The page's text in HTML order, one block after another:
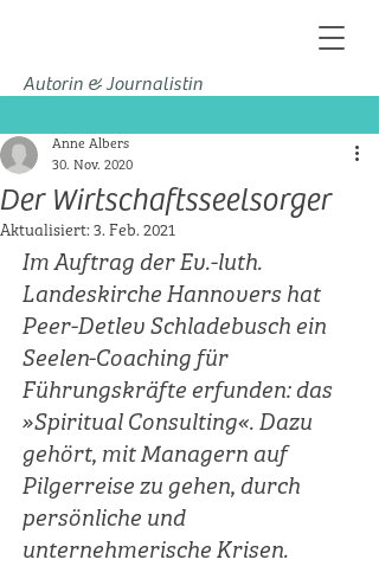
Autorin & Journalistin
Der Wirtschaftsseelsorger
Anne Albers
30. Nov. 2020
Aktualisiert:3. Feb. 2021
Im Auftrag der Ev.-luth.
Landeskirche Hannovers hat
Peer-Detlev Schladebusch ein
Seelen-Coaching für
Führungskräfte erfunden: das
»Spiritual Consulting«. Dazu
gehört, mit Managern auf
Pilgerreise zu gehen, durch
persönliche und
unternehmerische Krisen.